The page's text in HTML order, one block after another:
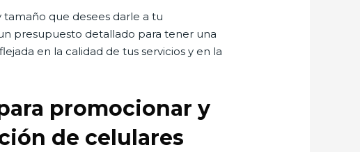
que desees darle a tu
presupuesto detallado para tener una
en la calidad de tus servicios y en la
promocionar y
de celulares